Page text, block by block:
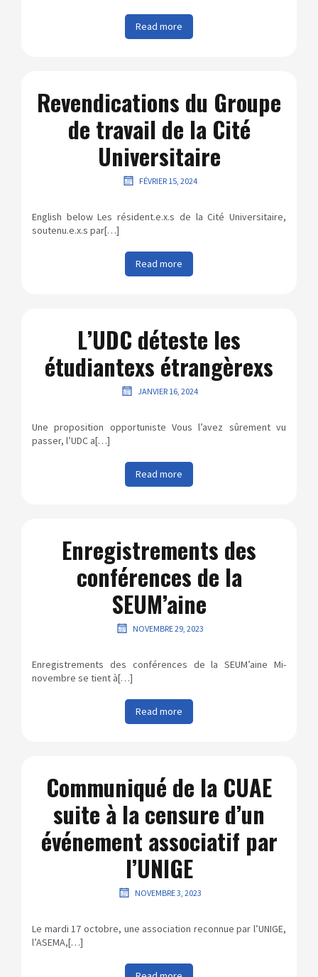
Read more
Revendications du Groupe
de travail de la Cité
Universitaire
FÉVRIER 15, 2024
English below Les résident.e.x.s de la Cité Universitaire,
soutenu.e.x.s par[…]
Read more
L’UDC déteste les
étudiantexs étrangèrexs
JANVIER 16, 2024
Une proposition opportuniste Vous l’avez sûrement vu
passer, l’UDC a[…]
Read more
Enregistrements des
conférences de la
SEUM’aine
NOVEMBRE 29, 2023
Enregistrements des conférences de la SEUM’aine Mi-
novembre se tient à[…]
Read more
Communiqué de la CUAE
suite à la censure d’un
événement associatif par
l’UNIGE
NOVEMBRE 3, 2023
Le mardi 17 octobre, une association reconnue par l’UNIGE,
l’ASEMA,[…]